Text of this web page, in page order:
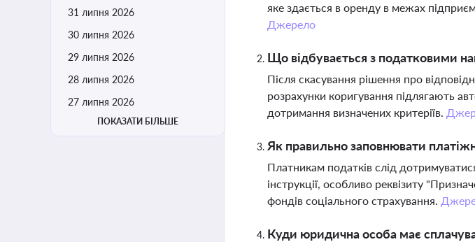
31 липня 2026
30 липня 2026
29 липня 2026
28 липня 2026
27 липня 2026
ПОКАЗАТИ БІЛЬШЕ
яке здається в оренду в межах
Джерело
Що відбувається з податковими
Після скасування рішення про
розрахунки коригування підлягають
дотримання визначених критеріїв.
Як правильно заповнювати
Платникам податків слід
інструкції, особливо реквізиту
фондів соціального страхування.
Куди юридична особа має